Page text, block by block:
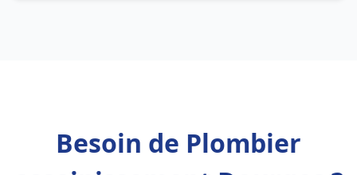
Besoin de Plombier